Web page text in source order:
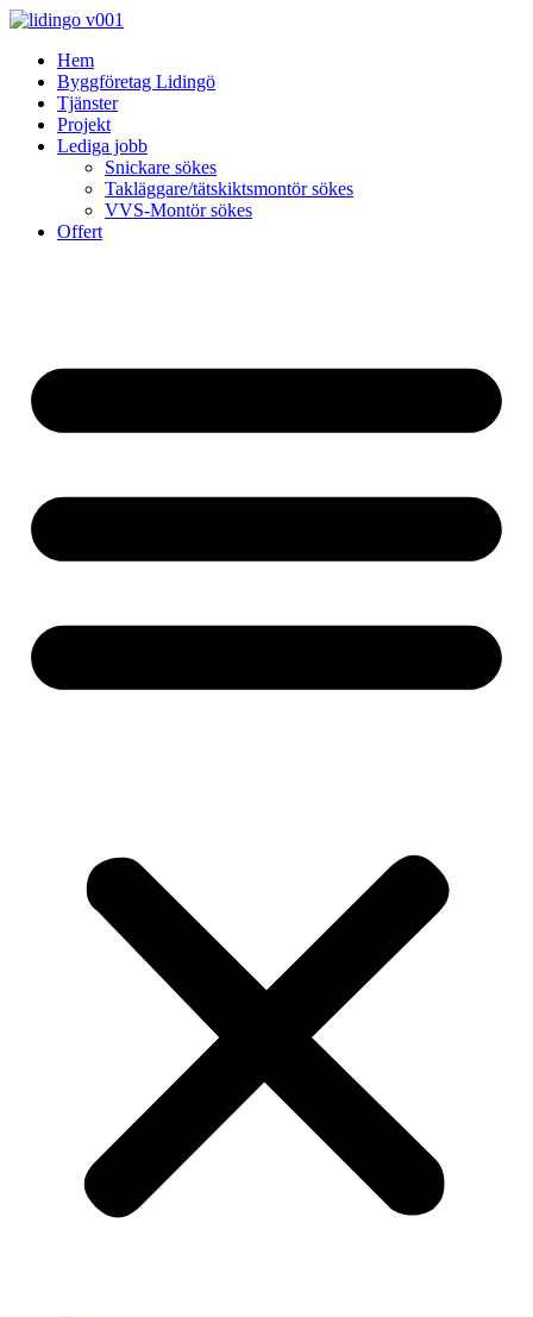
Skip
contentHem
Byggföretag Lidingö
Tjänster
Projekt
Lediga jobb
Snickare sökes
Takläggare/tätskiktsmontör sökes
VVS-Montör sökes
Offert